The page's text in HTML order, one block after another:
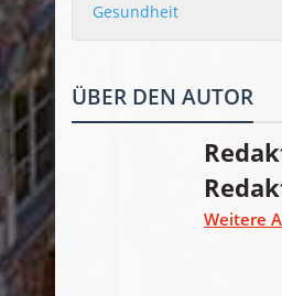
Gesundheit
ÜBER DEN AUTOR
Weitere